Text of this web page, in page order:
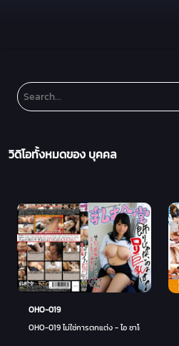
วิดิโอทั้งหมดของ บุคคล
OHO-019
OHO-019 ไม่ใช่การตกแต่ง - ไอ ซาโต้